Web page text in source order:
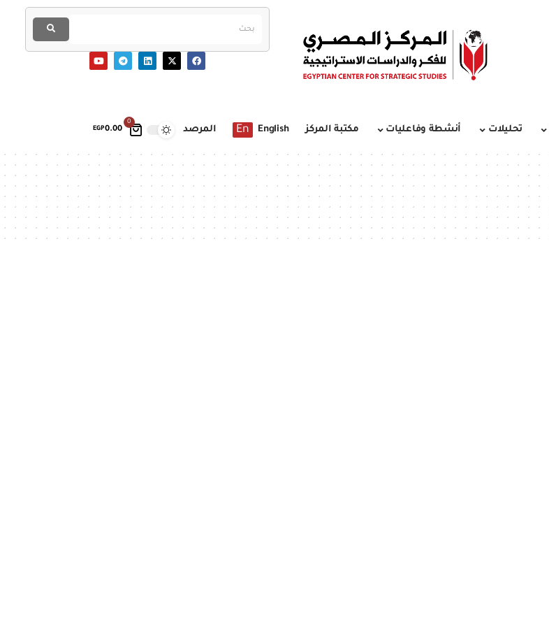
0
EGP0.00 تحليلات أنشطة وفاعليات مكتبة المركز English
En المرصد